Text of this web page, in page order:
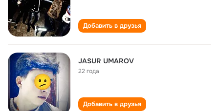
Добавить в друзья
JASUR UMAROV
22 года
Добавить в друзья